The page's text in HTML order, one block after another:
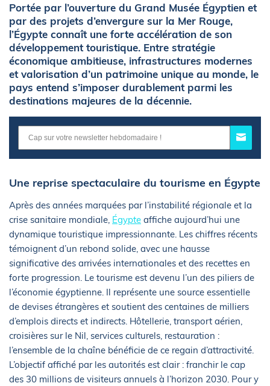
Portée par l’ouverture du Grand Musée Égyptien et
par des projets d’envergure sur la Mer Rouge,
l’Égypte connaît une forte accélération de son
développement touristique. Entre stratégie
économique ambitieuse, infrastructures modernes
et valorisation d’un patrimoine unique au monde, le
pays entend s’imposer durablement parmi les
destinations majeures de la décennie.
Une reprise spectaculaire du tourisme en Égypte
Après des années marquées par l’instabilité régionale et la
crise sanitaire mondiale, Égypte affiche aujourd’hui une
dynamique touristique impressionnante. Les chiffres récents
témoignent d’un rebond solide, avec une hausse
significative des arrivées internationales et des recettes en
forte progression. Le tourisme est devenu l’un des piliers de
l’économie égyptienne. Il représente une source essentielle
de devises étrangères et soutient des centaines de milliers
d’emplois directs et indirects. Hôtellerie, transport aérien,
croisières sur le Nil, services culturels, restauration :
l’ensemble de la chaîne bénéficie de ce regain d’attractivité.
L’objectif affiché par les autorités est clair : franchir le cap
des 30 millions de visiteurs annuels à l’horizon 2030. Pour y